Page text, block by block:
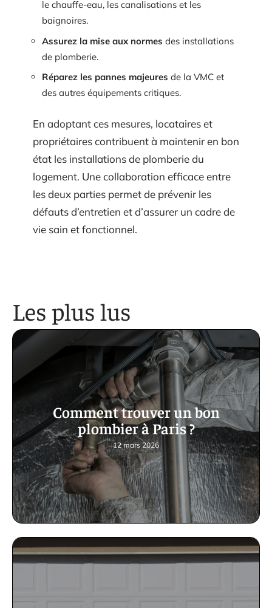
le chauffe-eau, les canalisations et les
baignoires.
Assurez la mise aux normes des installations
de plomberie.
Réparez les pannes majeures de la VMC et
des autres équipements critiques.
En adoptant ces mesures, locataires et
propriétaires contribuent à maintenir en bon
état les installations de plomberie du
logement. Une collaboration efficace entre
les deux parties permet de prévenir les
défauts d’entretien et d’assurer un cadre de
vie sain et fonctionnel.
Les plus lus
Comment trouver un bon
plombier à Paris ?
12 mars 2026